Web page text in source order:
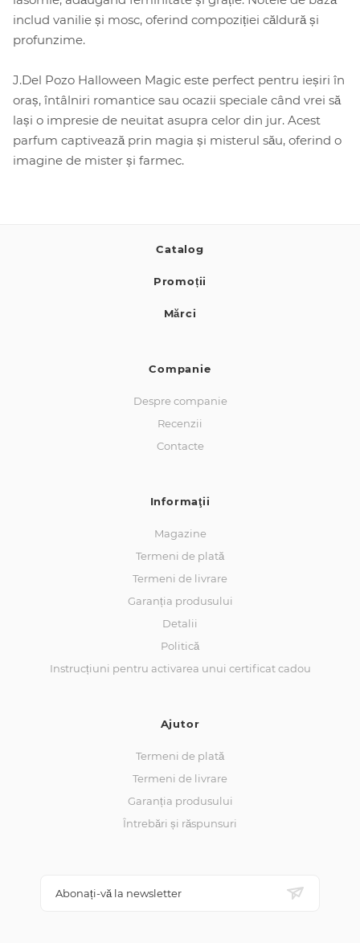
includ vanilie și mosc, oferind compoziției căldură și
profunzime.
J.Del Pozo Halloween Magic este perfect pentru ieșiri în
oraș, întâlniri romantice sau ocazii speciale când vrei să
lași o impresie de neuitat asupra celor din jur. Acest
parfum captivează prin magia și misterul său, oferind o
imagine de mister și farmec.
Catalog
Promoții
Mărci
Companie
Despre companie
Recenzii
Contacte
Informaţii
Magazine
Termeni de plată
Termeni de livrare
Garanția produsului
Detalii
Politică
Instrucțiuni pentru activarea unui certificat cadou
Ajutor
Termeni de plată
Termeni de livrare
Garanția produsului
Întrebări și răspunsuri
Abonați-vă la newsletter